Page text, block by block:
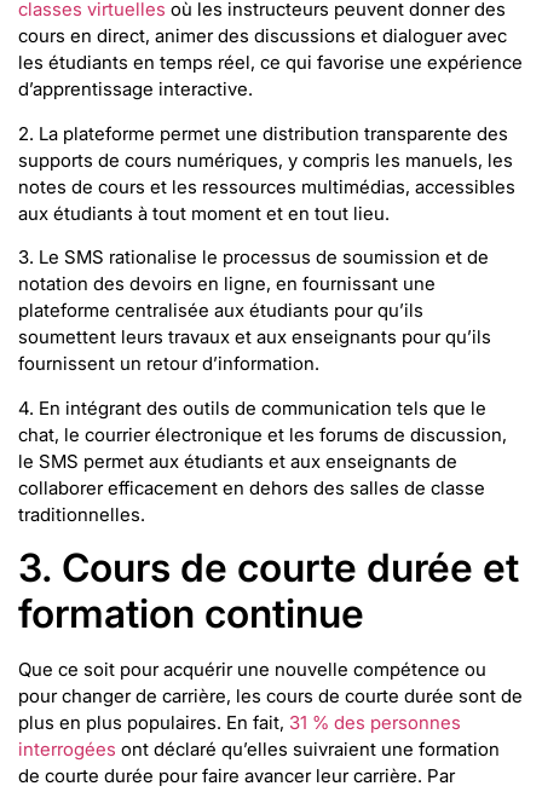
classes virtuelles où les instructeurs peuvent donner des
cours en direct, animer des discussions et dialoguer avec
les étudiants en temps réel, ce qui favorise une expérience
d’apprentissage interactive.
2. La plateforme permet une distribution transparente des
supports de cours numériques, y compris les manuels, les
notes de cours et les ressources multimédias, accessibles
aux étudiants à tout moment et en tout lieu.
3. Le SMS rationalise le processus de soumission et de
notation des devoirs en ligne, en fournissant une
plateforme centralisée aux étudiants pour qu’ils
soumettent leurs travaux et aux enseignants pour qu’ils
fournissent un retour d’information.
4. En intégrant des outils de communication tels que le
chat, le courrier électronique et les forums de discussion,
le SMS permet aux étudiants et aux enseignants de
collaborer efficacement en dehors des salles de classe
traditionnelles.
3. Cours de courte durée et
formation continue
Que ce soit pour acquérir une nouvelle compétence ou
pour changer de carrière, les cours de courte durée sont de
plus en plus populaires. En fait, 31 % des personnes
interrogées ont déclaré qu’elles suivraient une formation
de courte durée pour faire avancer leur carrière. Par